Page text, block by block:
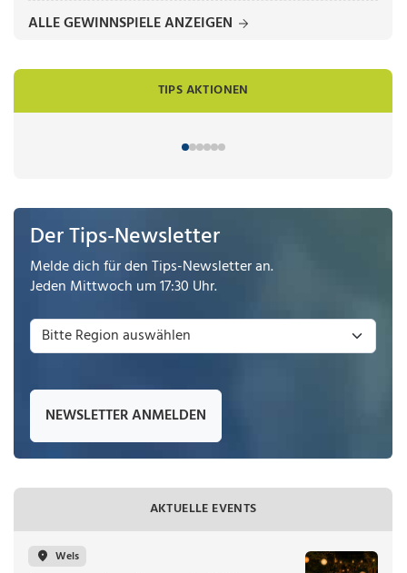
ALLE GEWINNSPIELE ANZEIGEN
TIPS AKTIONEN
Der Tips-Newsletter
Melde dich für den Tips-Newsletter an.
Jeden Mittwoch um 17:30 Uhr.
NEWSLETTER ANMELDEN
AKTUELLE EVENTS
Wels